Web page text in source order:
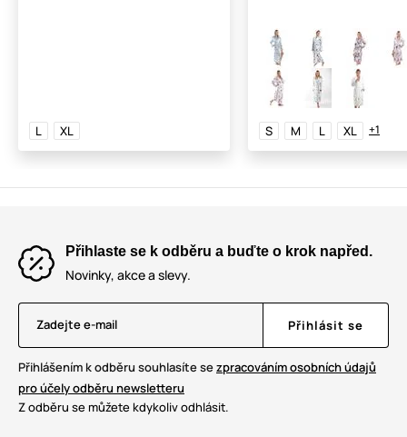
L XL S M L XL +1
Přihlaste se k odběru a buďte o krok napřed.
Novinky, akce a slevy.
Zadejte e-mail Přihlásit se
Přihlášením k odběru souhlasíte sezpracováním osobních údajů
pro účely odběru newsletteru
Z odběru se můžete kdykoliv odhlásit.